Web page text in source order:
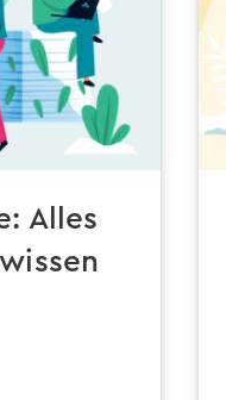
Alles